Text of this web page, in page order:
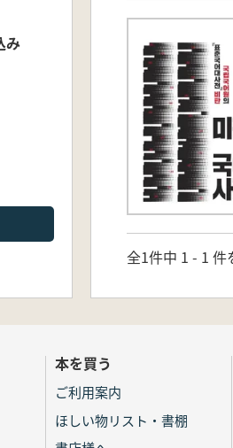
み
全1件中 1 - 1 件
本を買う
ご利用案内
ほしい物リスト・書棚